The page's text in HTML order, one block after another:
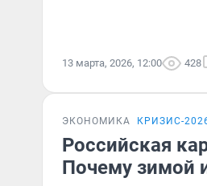
13 марта, 2026, 12:00 428
ЭКОНОМИКА КРИЗИС-
Российская
Почему зимой